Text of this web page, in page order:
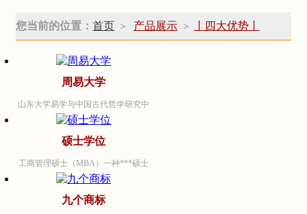
您当前的位置： 首页 > 产品展示 > 丨四大优势丨
周易大学
山东大学易学与中国古代哲学研究中
心是一所着力开展易学、易学与中国
古代哲学研究的专职学术机构。该中
系成立的“周易研究室”。1988年3月，
在“周易研究室”的基础上，正式成立
了直属学校的独立学术研究机构－“山
硕士学位
工商管理硕士（MBA）一种***硕士
学位，与一般硕士研究生有所不同。
首先是培养目标不同，MBA是培养能
九个商标